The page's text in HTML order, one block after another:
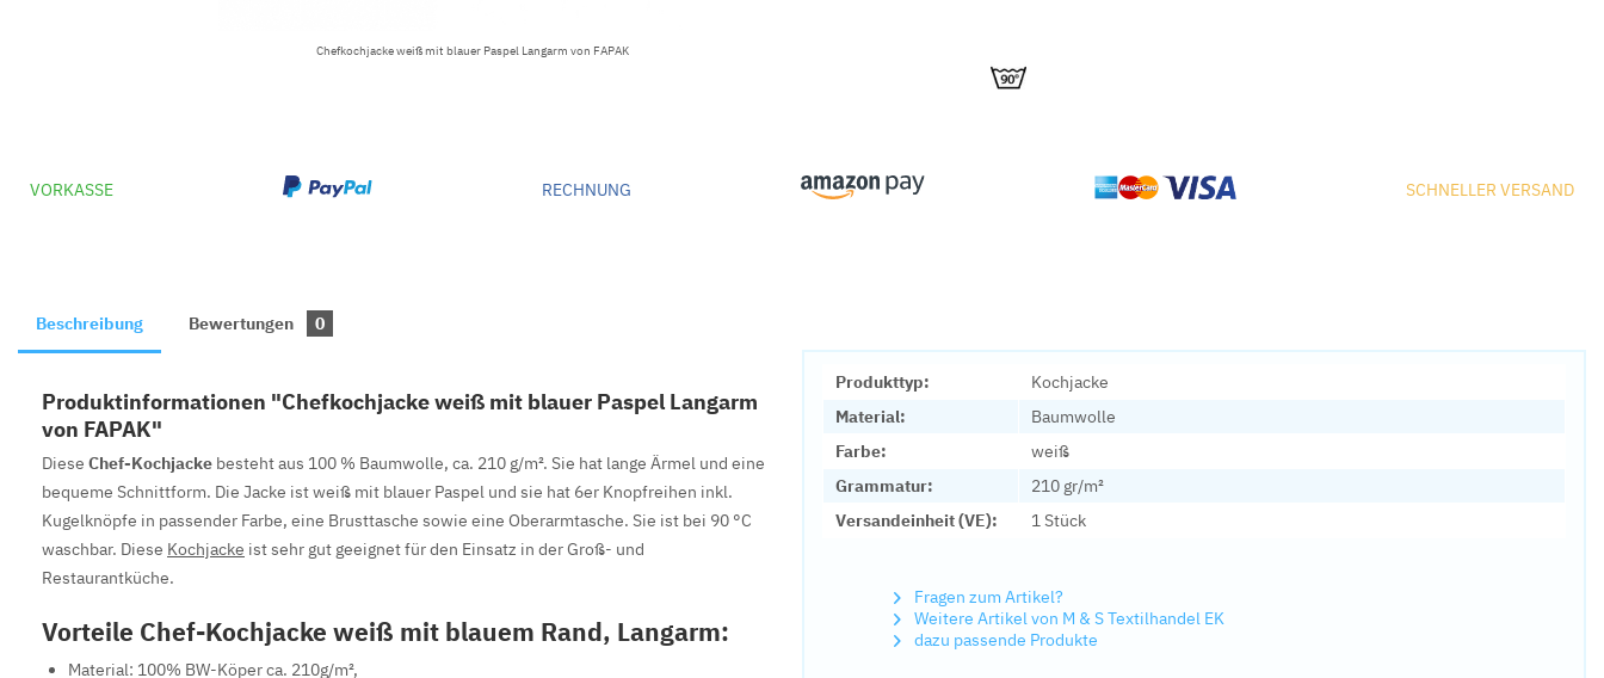
Chefkochjacke weiß mit blauer Paspel Langarm von FAPAK
VORKASSE RECHNUNG SCHNELLER VERSAND
Produkttyp:
Kochjacke
Material:
Baumwolle
Farbe:
weiß
Grammatur:
210 gr/m²
Versandeinheit (VE):
1 Stück
Fragen zum Artikel?
Weitere Artikel von M & S Textilhandel EK
dazu passende Produkte
Beschreibung Bewertungen 0
Produktinformationen "Chefkochjacke weiß mit blauer Paspel Langarm
von FAPAK"
Diese Chef-Kochjacke besteht aus 100 % Baumwolle, ca. 210 g/m². Sie hat lange Ärmel und eine
bequeme Schnittform. Die Jacke ist weiß mit blauer Paspel und sie hat 6er Knopfreihen inkl.
Kugelknöpfe in passender Farbe, eine Brusttasche sowie eine Oberarmtasche. Sie ist bei 90 °C
waschbar. Diese Kochjacke ist sehr gut geeignet für den Einsatz in der Groß- und
Restaurantküche.
Vorteile Chef-Kochjacke weiß mit blauem Rand, Langarm:
Material: 100% BW-Köper ca. 210g/m²,